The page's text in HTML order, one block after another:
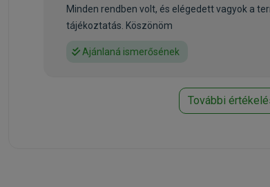
Minden rendben volt, és elégedett vagyok a
tájékoztatás. Köszönöm
Ajánlaná ismerősének
További